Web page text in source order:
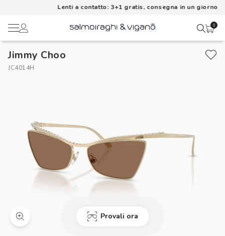
Lenti a contatto: 3+1 gratis, consegna in un giorno
0
Lenti a contatto
Occhiali da sole
AI Glasses
Brand
Metodi di pagamento
I miei ordini
Controllo visivo
Jimmy Choo
JC4014H
Provali ora